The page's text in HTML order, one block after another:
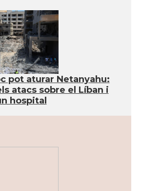
pot aturar Netanyahu:
atacs sobre el Líban i
hospital